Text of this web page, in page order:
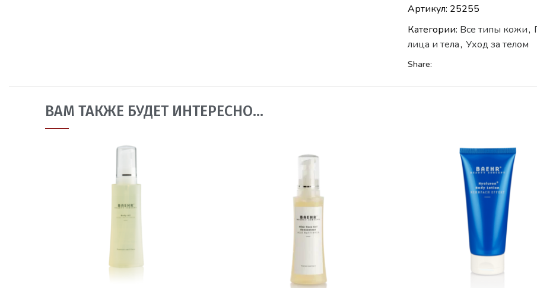
Артикул: 25255
Категории: Все типы кожи,
лица и тела, Уход за телом
Share:
ВАМ ТАКЖЕ БУДЕТ ИНТЕРЕСНО…